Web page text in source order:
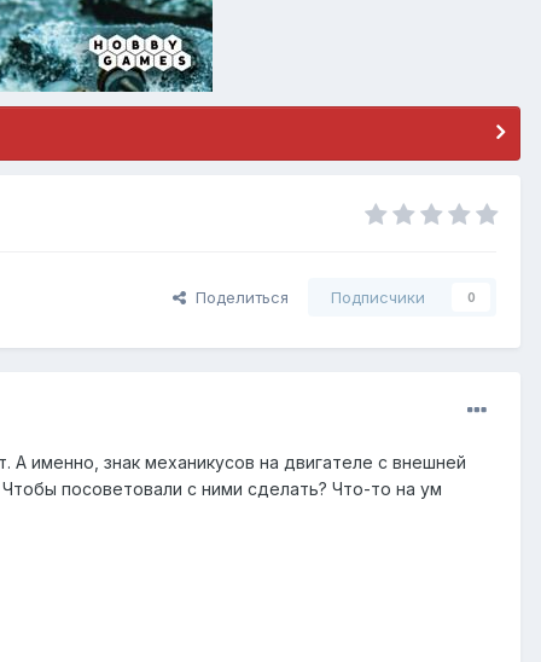
Поделиться Подписчики 0
А именно, знак механикусов на двигателе с внешней
посоветовали с ними сделать? Что-то на ум